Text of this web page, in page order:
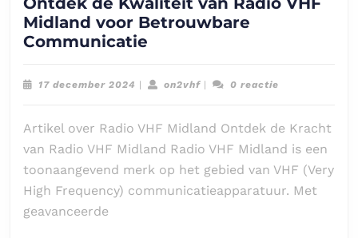
Midland voor Betrouwbare
Communicatie
Kwaliteit
VHF
Midland
voor
Betrouwbare
17 december 2024 17| on2vhfon2vhf
| 0 reactie
Artikel over Radio VHF Midland Ontdek de Kracht
van Radio VHF Midland Radio VHF Midland is een
toonaangevend merk op het gebied van VHF (Very
High Frequency) communicatieapparatuur. Met
geavanceerde